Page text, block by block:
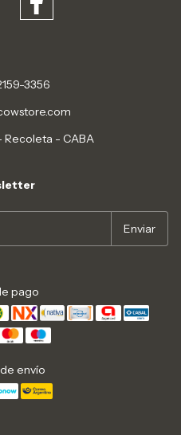
3356
Recoleta - CABA
pago
envío